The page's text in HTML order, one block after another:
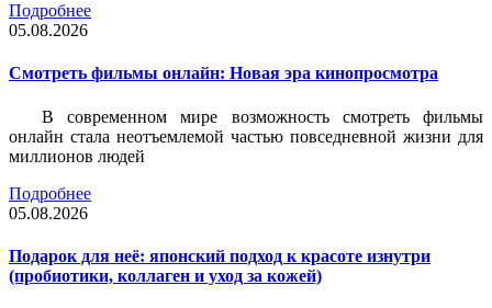
Подробнее
05.08.2026
Смотреть фильмы онлайн: Новая эра кинопросмотра
В современном мире возможность смотреть фильмы
онлайн стала неотъемлемой частью повседневной жизни для
миллионов людей
Подробнее
05.08.2026
Подарок для неё: японский подход к красоте изнутри
(пробиотики, коллаген и уход за кожей)